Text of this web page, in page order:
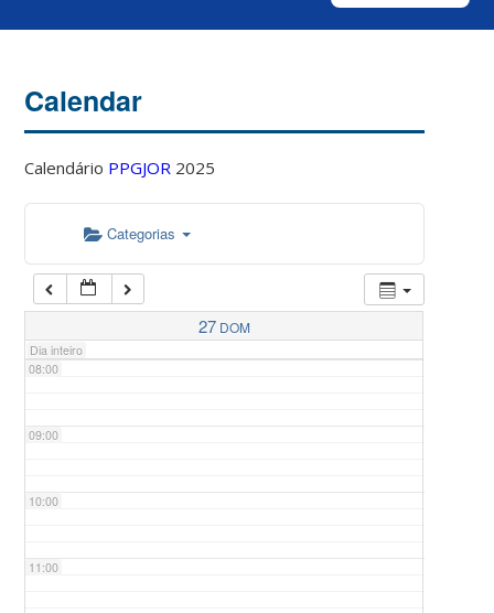
Calendar
Calendário PPGJOR 2025
Categorias
27 DOM
Dia inteiro
04:00
05:00
07:00
08:00
09:00
10:00
11:00